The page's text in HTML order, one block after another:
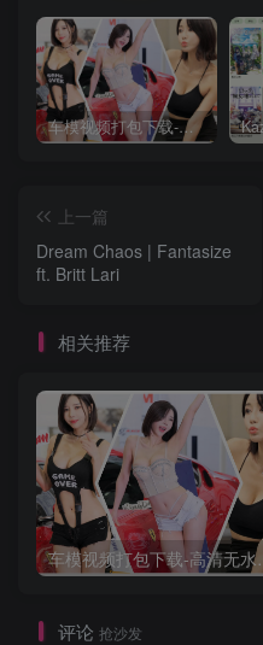
车模视频打包下载-高清无水印版
上一篇
Dream Chaos | Fantasize
ft. Britt Lari
相关推荐
车模
评论 抢沙发